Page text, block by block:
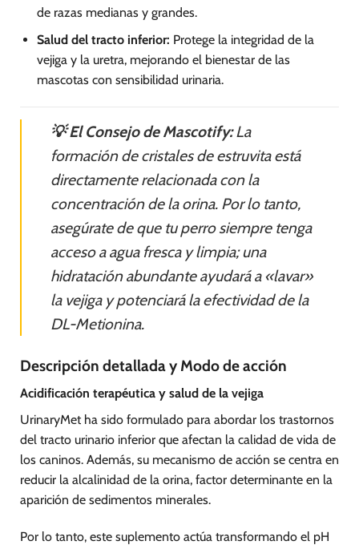
de razas medianas y grandes.
Salud del tracto inferior: Protege la integridad de la
vejiga y la uretra, mejorando el bienestar de las
mascotas con sensibilidad urinaria.
💡 El Consejo de Mascotify:La
formación de cristales de estruvita está
directamente relacionada con la
concentración de la orina. Por lo tanto,
asegúrate de que tu perro siempre tenga
acceso a agua fresca y limpia; una
hidratación abundante ayudará a «lavar»
la vejiga y potenciará la efectividad de la
DL-Metionina.
Descripción detallada y Modo de acción
Acidificación terapéutica y salud de la vejiga
UrinaryMet ha sido formulado para abordar los trastornos
del tracto urinario inferior que afectan la calidad de vida de
los caninos. Además, su mecanismo de acción se centra en
reducir la alcalinidad de la orina, factor determinante en la
aparición de sedimentos minerales.
Por lo tanto, este suplemento actúa transformando el pH